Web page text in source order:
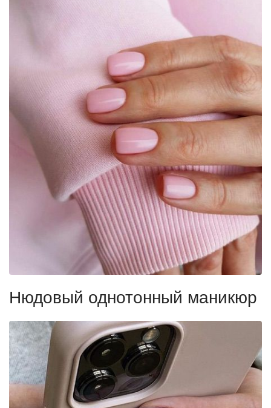
Нюдовый однотонный маникюр